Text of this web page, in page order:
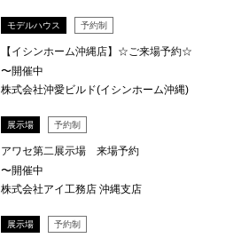
モデルハウス 予約制
【イシンホーム沖縄店】☆ご来場予約☆
〜開催中
株式会社沖愛ビルド(イシンホーム沖縄)
展示場 予約制
アワセ第二展示場 来場予約
〜開催中
株式会社アイ工務店 沖縄支店
展示場 予約制